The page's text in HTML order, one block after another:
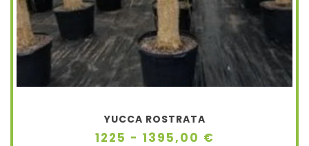
YUCCA ROSTRATA
1225 - 1395,00 €